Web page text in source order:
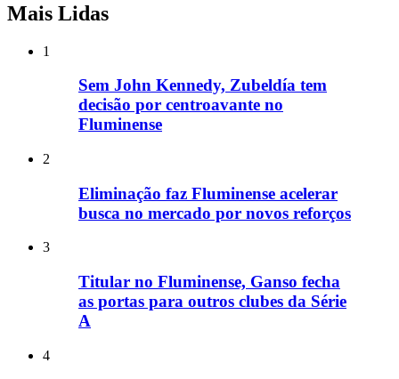
Mais Lidas
1
Sem John Kennedy, Zubeldía tem
decisão por centroavante no
Fluminense
2
Eliminação faz Fluminense acelerar
busca no mercado por novos reforços
3
Titular no Fluminense, Ganso fecha
as portas para outros clubes da Série
A
4